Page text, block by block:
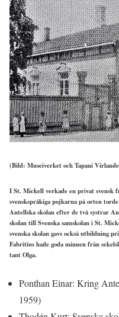
(Bild: Museiverket och Tapani
I St. Mickell verkade en privat svensk
svenskspråkiga pojkarna på orten
Antellska skolan efter de två systrar
skolan till Svenska samskolan i St.
svenska skolan gavs också utbildning
Fabritius hade goda minnen från
tant Olga.
Ponthan Einar: Kring
1959)